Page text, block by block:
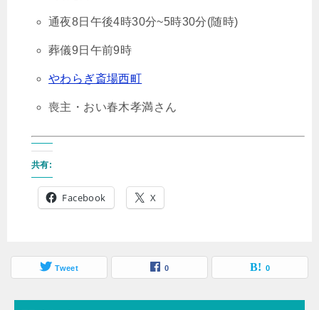
通夜8日午後4時30分~5時30分(随時)
葬儀9日午前9時
やわらぎ斎場西町
喪主・おい春木孝満さん
共有:
Facebook X
Tweet 0 0